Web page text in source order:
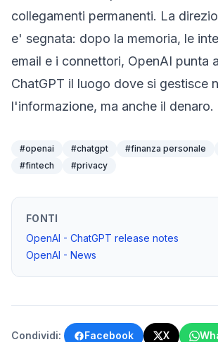
collegamenti permanenti. La
e' segnata: dopo la memoria, le
email e i connettori, OpenAI punta
ChatGPT il luogo dove si gestisce
l'informazione, ma anche il denaro.
#openai #chatgpt #finanza personale
#fintech #privacy
FONTI
OpenAI - ChatGPT release notes
OpenAI - News
Condividi: Facebook X